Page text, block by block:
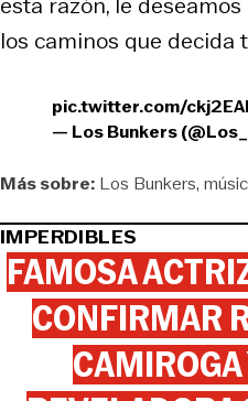
los caminos que decida
pic.twitter.com/
— Los Bunkers
Más sobre: Los Bunkers
IMPERDIBLES
FAMOSA
CONFIRMAR